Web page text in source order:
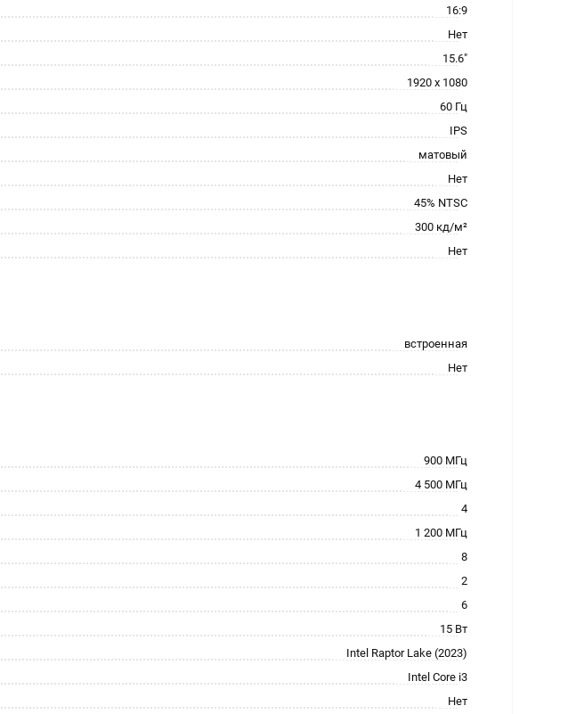
16:9
Нет
15.6"
1920 x 1080
60 Гц
IPS
матовый
Нет
45% NTSC
300 кд/м²
Нет
встроенная
Нет
900 МГц
4 500 МГц
4
1 200 МГц
8
2
6
15 Вт
Intel Raptor Lake (2023)
Intel Core i3
Нет